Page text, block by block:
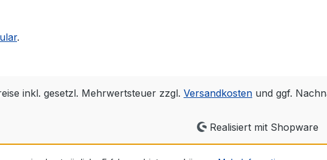
.
inkl. gesetzl. Mehrwertsteuer zzgl. Versandkosten und ggf.
Realisiert mit Shopware